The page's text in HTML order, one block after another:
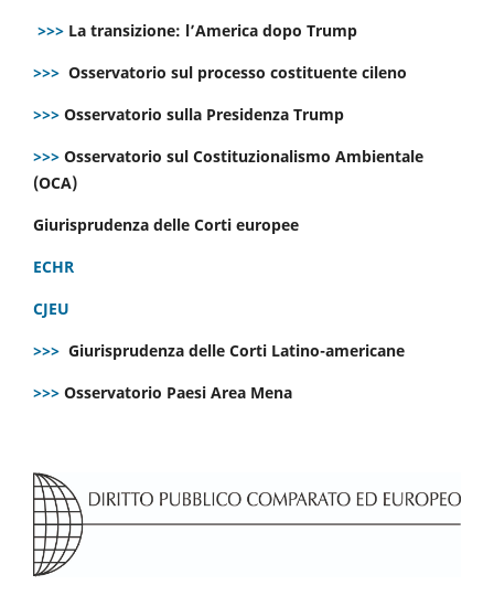
>>> La transizione: l’America dopo Trump
>>> Osservatorio sul processo costituente cileno
>>> Osservatorio sulla Presidenza Trump
>>> Osservatorio sul Costituzionalismo Ambientale
(OCA)
Giurisprudenza delle Corti europee
ECHR
CJEU
>>> Giurisprudenza delle Corti Latino-americane
>>> Osservatorio Paesi Area Mena